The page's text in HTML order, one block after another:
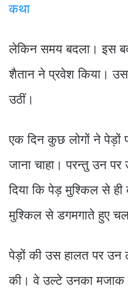
कथा
लेकिन समय बदला। इस
शैतान ने प्रवेश किया।
उठीं।
एक दिन कुछ लोगों ने
जाना चाहा। परन्तु उन
दिया कि पेड़ मुश्किल से
मुश्किल से डगमगाते हुए
पेड़ों की उस हालत पर उन
की। वे उल्टे उनका मजाक